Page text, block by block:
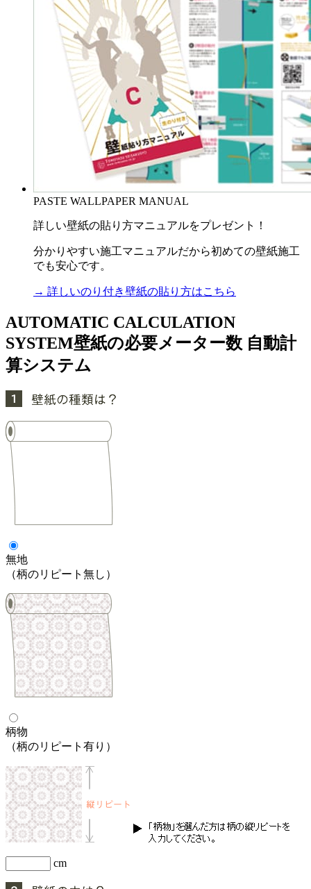
PASTE WALLPAPER MANUAL
詳しい壁紙の貼り方マニュアルをプレゼント！
分かりやすい施工マニュアルだから初めての壁紙施工
でも安心です。
→ 詳しいのり付き壁紙の貼り方はこちら
AUTOMATIC CALCULATION
SYSTEM壁紙の必要メーター数 自動計
算システム
無地
（柄のリピート無し）
柄物
（柄のリピート有り）
cm